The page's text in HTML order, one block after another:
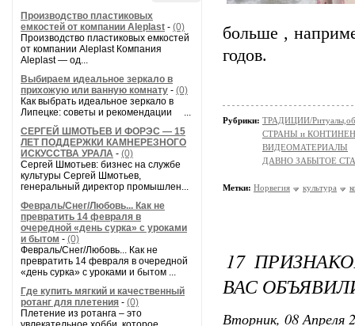
Производство пластиковых
емкостей от компании Aleplast - (0)
Производство пластиковых емкостей
от компании Aleplast Компания
Aleplast — од...
Выбираем идеальное зеркало в
прихожую или ванную комнату - (0)
Как выбрать идеальное зеркало в
Липецке: советы и рекомендации ...
СЕРГЕЙ ШМОТЬЕВ И ФОРЭС — 15
ЛЕТ ПОДДЕРЖКИ КАМНЕРЕЗНОГО
ИСКУССТВА УРАЛА - (0)
Сергей Шмотьев: бизнес на службе
культуры Сергей Шмотьев,
генеральный директор промышлен...
Февраль/Снег/Любовь... Как не
превратить 14 февраля в
очередной «день сурка» с уроками
и бытом - (0)
Февраль/Снег/Любовь... Как не
превратить 14 февраля в очередной
«день сурка» с уроками и бытом ...
Где купить мягкий и качественный
ротанг для плетения - (0)
Плетение из ротанга – это
больше ,
годов.
Рубрики: ТРАДИЦИИ/
СТРАНЫ и
ВИДЕОМАТЕРИАЛЫ
ДАВНО ЗАБЫТОЕ
Метки: Норвегия культура
17
ВАС
Вторник, 08 Апреля